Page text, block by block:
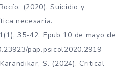
(2020). Suicidio y
necesaria.
35-42. Epub 10 de mayo de
pap.psicol2020.2919
S. (2024). Critical